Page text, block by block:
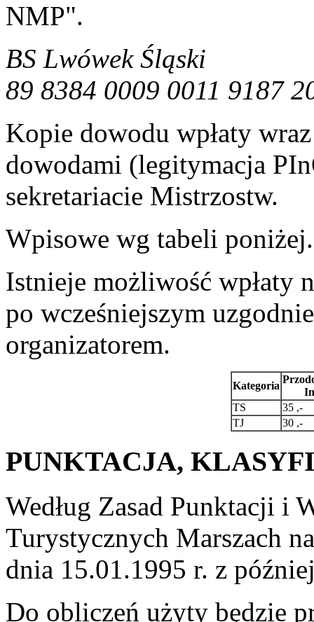
NMP".
BS Lwówek Śląski
89 8384 0009 0011 9187
Kopie dowodu wpłaty
dowodami (legitymacja
sekretariacie Mistrzostw.
Wpisowe wg tabeli poniżej.
Istnieje możliwość wpłaty
po wcześniejszym
organizatorem.
Kategoria
TS
35 ,-
TJ
30 ,-
PUNKTACJA,
Według Zasad Punktacji i
Turystycznych Marszach
dnia 15.01.1995 r. z
Do obliczeń użyty będzie